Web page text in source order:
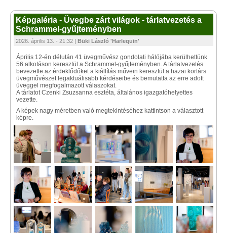
Képgaléria - Üvegbe zárt világok - tárlatvezetés a
Schrammel-gyűjteményben
2026. április 13. - 21:32 | Büki László 'Harlequin'
Április 12-én délután 41 üvegművész gondolati hálójába kerülhettünk
56 alkotáson keresztül a Schrammel-gyűjteményben. A tárlatvezetés
bevezette az érdeklődőket a kiállítás művein keresztül a hazai kortárs
üvegművészet legaktuálisabb kérdéseibe és bemutatta az erre adott
üveggel megfogalmazott válaszokat.
A tárlatot Czenki Zsuzsanna esztéta, általános igazgatóhelyettes
vezette.
A képek nagy méretben való megtekintéséhez kattintson a választott
képre.